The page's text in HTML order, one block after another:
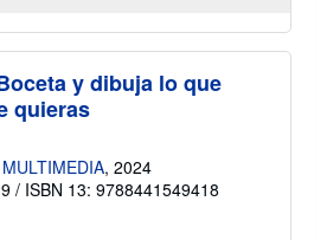
y dibuja lo que
quieras
, 2024
/ ISBN 13: 9788441549418